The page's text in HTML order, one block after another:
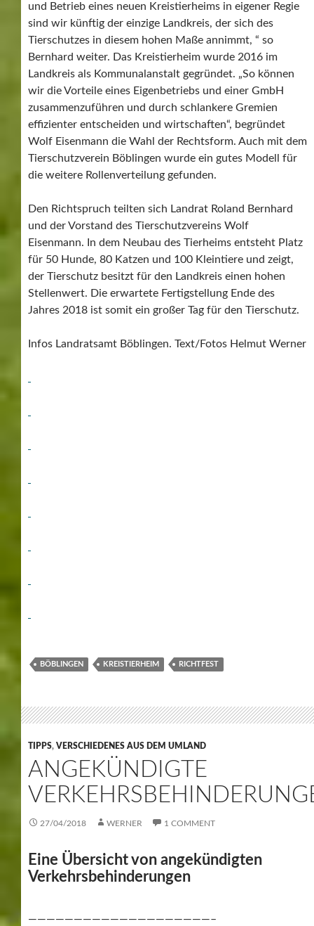
und Betrieb eines neuen Kreistierheims in eigener Regie
sind wir künftig der einzige Landkreis, der sich des
Tierschutzes in diesem hohen Maße annimmt, “ so
Bernhard weiter. Das Kreistierheim wurde 2016 im
Landkreis als Kommunalanstalt gegründet. „So können
wir die Vorteile eines Eigenbetriebs und einer GmbH
zusammenzuführen und durch schlankere Gremien
effizienter entscheiden und wirtschaften“, begründet
Wolf Eisenmann die Wahl der Rechtsform. Auch mit dem
Tierschutzverein Böblingen wurde ein gutes Modell für
die weitere Rollenverteilung gefunden.
Den Richtspruch teilten sich Landrat Roland Bernhard
und der Vorstand des Tierschutzvereins Wolf
Eisenmann. In dem Neubau des Tierheims entsteht Platz
für 50 Hunde, 80 Katzen und 100 Kleintiere und zeigt,
der Tierschutz besitzt für den Landkreis einen hohen
Stellenwert. Die erwartete Fertigstellung Ende des
Jahres 2018 ist somit ein großer Tag für den Tierschutz.
Infos Landratsamt Böblingen. Text/Fotos Helmut Werner
BÖBLINGEN KREISTIERHEIM RICHTFEST
TIPPS, VERSCHIEDENES AUS DEM UMLAND
ANGEKÜNDIGTE
27/04/2018 WERNER 1 COMMENT
Eine Übersicht von angekündigten
Verkehrsbehinderungen
————————————————————–